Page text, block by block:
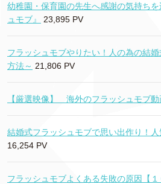
幼稚園・保育園の先生へ感謝の気持ち
ュモブ』
23,895 PV
フラッシュモブやりたい！人の為の結
方法～ 21,806 PV
【厳選映像】 海外のフラッシュモブ動
結婚式フラッシュモブで思い出作り！人
16,254 PV
フラッシュモブよくある失敗の原因【１